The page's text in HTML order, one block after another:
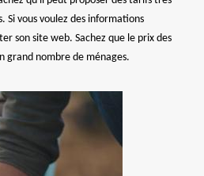
Si vous voulez des informations
son site web. Sachez que le prix des
grand nombre de ménages.